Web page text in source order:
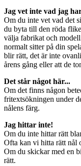
Jag vet inte vad jag
Om du inte vet vad det
du byta till den röda
välja fabrikat och
normalt sitter på din
blir rätt, det är inte
årens gång eller att de
Det står något här...
Om det finns någon
fritextsökningen under
nålens färg.
Jag hittar inte!
Om du inte hittar rätt
Ofta kan vi hitta rätt nål
Om du skickar med en
rätt.